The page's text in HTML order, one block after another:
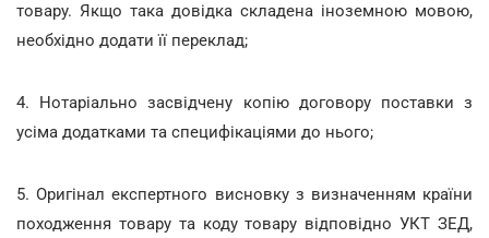
товару. Якщо така довідка складена іноземною мовою,
необхідно додати її переклад;
4. Нотаріально засвідчену копію договору поставки з
усіма додатками та специфікаціями до нього;
5. Оригінал експертного висновку з визначенням країни
походження товару та коду товару відповідно УКТ ЗЕД,